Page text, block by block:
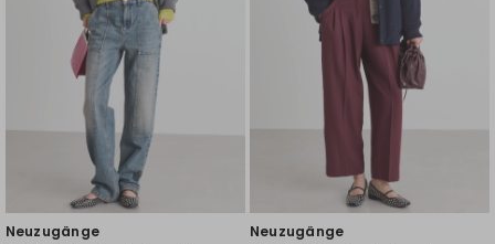
Neuzugänge
Neuzugänge